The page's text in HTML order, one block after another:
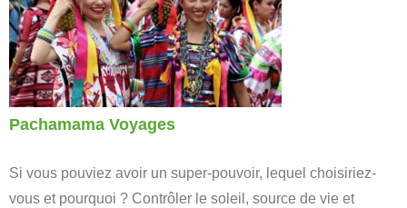
Pachamama Voyages
Si vous pouviez avoir un super-pouvoir, lequel choisiriez-
vous et pourquoi ? Contrôler le soleil, source de vie et